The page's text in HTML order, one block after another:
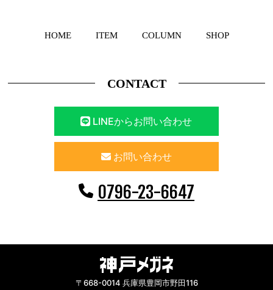
HOME ITEM COLUMN SHOP
CONTACT
LINEからお問い合わせ
お問い合わせ
0796-23-6647
〒668-0014 兵庫県豊岡市野田116